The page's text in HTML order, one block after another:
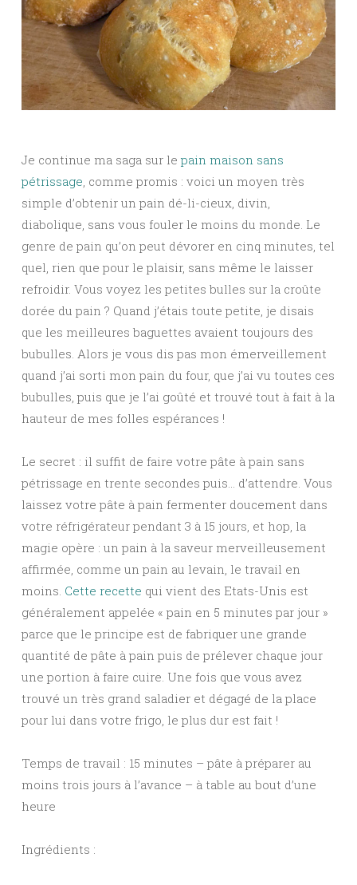
Je continue ma saga sur le pain maison sans
pétrissage , comme promis : voici un moyen très
simple d’obtenir un pain dé-li-cieux, divin,
diabolique, sans vous fouler le moins du monde. Le
genre de pain qu’on peut dévorer en cinq minutes, tel
quel, rien que pour le plaisir, sans même le laisser
refroidir. Vous voyez les petites bulles sur la croûte
dorée du pain ? Quand j’étais toute petite, je disais
que les meilleures baguettes avaient toujours des
bubulles. Alors je vous dis pas mon émerveillement
quand j’ai sorti mon pain du four, que j’ai vu toutes ces
bubulles, puis que je l’ai goûté et trouvé tout à fait à la
hauteur de mes folles espérances !
Le secret : il suffit de faire votre pâte à pain sans
pétrissage en trente secondes puis… d’attendre. Vous
laissez votre pâte à pain fermenter doucement dans
votre réfrigérateur pendant 3 à 15 jours, et hop, la
magie opère : un pain à la saveur merveilleusement
affirmée, comme un pain au levain, le travail en
moins. Cette recette qui vient des Etats-Unis est
généralement appelée « pain en 5 minutes par jour »
parce que le principe est de fabriquer une grande
quantité de pâte à pain puis de prélever chaque jour
une portion à faire cuire. Une fois que vous avez
trouvé un très grand saladier et dégagé de la place
pour lui dans votre frigo, le plus dur est fait !
Temps de travail : 15 minutes – pâte à préparer au
moins trois jours à l’avance – à table au bout d’une
heure
Ingrédients :